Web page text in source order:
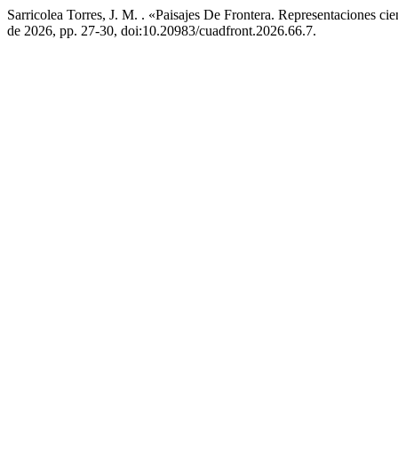
Sarricolea Torres, J. M. . «Paisajes De Frontera. Representaciones
de 2026, pp. 27-30, doi:10.20983/cuadfront.2026.66.7.